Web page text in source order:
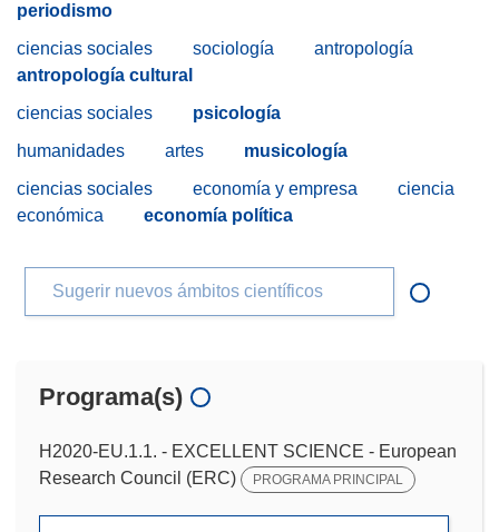
periodismo
ciencias sociales
sociología
antropología
antropología cultural
ciencias sociales
psicología
humanidades
artes
musicología
ciencias sociales
economía y empresa
ciencia
económica
economía política
Sugerir nuevos ámbitos científicos
Programa(s)
H2020-EU.1.1. - EXCELLENT SCIENCE - European
Research Council (ERC)
PROGRAMA PRINCIPAL